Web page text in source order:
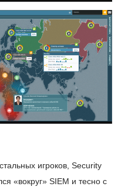
игроков, Security
«вокруг» SIEM и тесно с